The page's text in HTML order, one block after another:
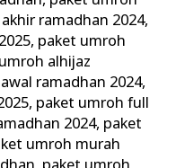
ramadhan 2024,
, paket umroh
alhijaz
ramadhan 2024,
, paket umroh full
2024, paket
umroh murah